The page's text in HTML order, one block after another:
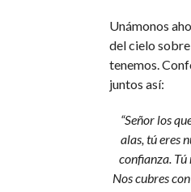
Unámonos
del cielo
tenemos.
juntos así:
“Señor los
alas, tú eres
confianza. Tú
Nos cubres